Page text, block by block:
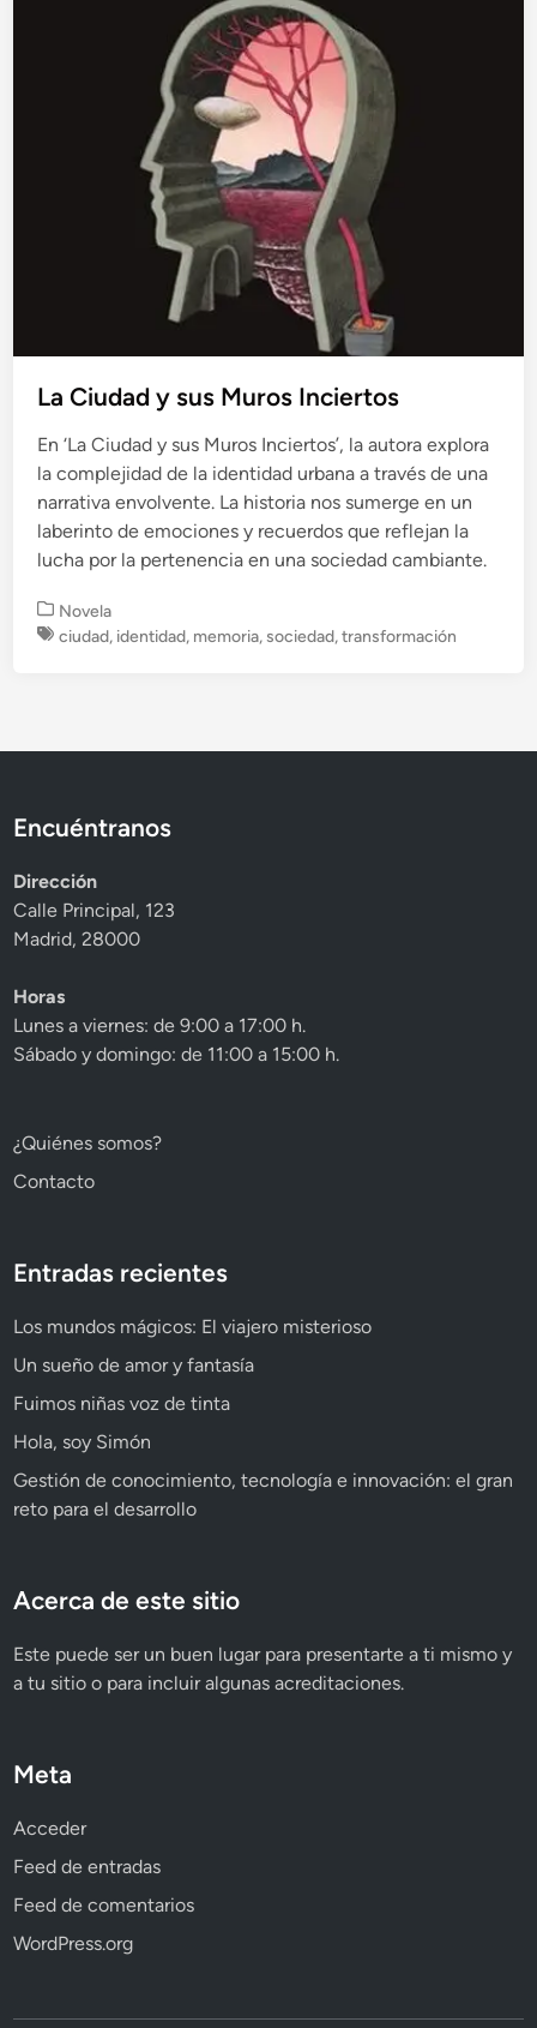
La Ciudad y sus Muros Inciertos
En ‘La Ciudad y sus Muros Inciertos’, la autora explora
la complejidad de la identidad urbana a través de una
narrativa envolvente. La historia nos sumerge en un
laberinto de emociones y recuerdos que reflejan la
lucha por la pertenencia en una sociedad cambiante.
P
u
e
Novela
ciudad, identidad, memoria,sociedad,transformación
Encuéntranos
Dirección
Calle Principal, 123
Madrid, 28000
Horas
Lunes a viernes: de 9:00 a 17:00 h.
Sábado y domingo: de 11:00 a 15:00 h.
¿Quiénes somos?
Contacto
Entradas recientes
Los mundos mágicos: El viajero misterioso
Un sueño de amor y fantasía
Fuimos niñas voz de tinta
Hola, soy Simón
Gestión de conocimiento, tecnología e innovación: el gran
reto para el desarrollo
Acerca de este sitio
Este puede ser un buen lugar para presentarte a ti mismo y
a tu sitio o para incluir algunas acreditaciones.
Meta
Acceder
Feed de entradas
Feed de comentarios
WordPress.org